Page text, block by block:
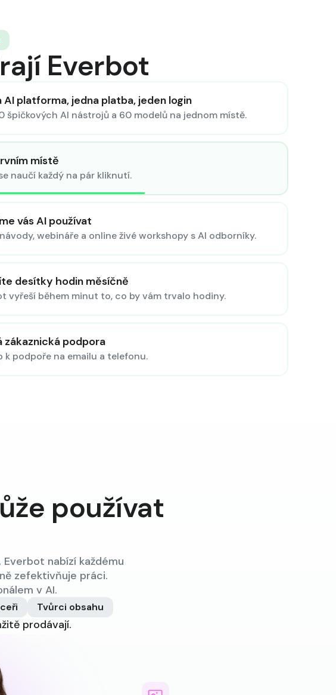
Everbot
AI platforma, jedna platba, jeden login
špičkových AI nástrojů a 60 modelů na jednom místě.
místě
naučí každý na pár kliknutí.
vás AI používat
webináře a online živé workshopy s AI odborníky.
desítky hodin měsíčně
vyřeší během minut to, co by vám trvalo hodiny.
zákaznická podpora
k podpoře na emailu a telefonu.
používat
nabízí každému
zefektivňuje práci.
v AI.
Tvůrci obsahu
prodávají.